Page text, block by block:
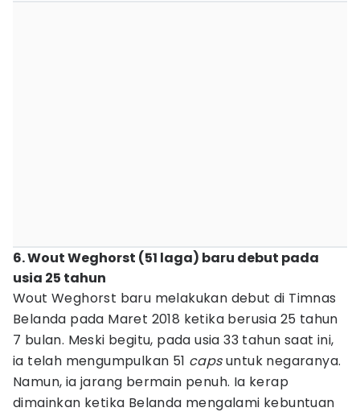
6. Wout Weghorst (51 laga) baru debut pada
usia 25 tahun
Wout Weghorst baru melakukan debut di Timnas
Belanda pada Maret 2018 ketika berusia 25 tahun
7 bulan. Meski begitu, pada usia 33 tahun saat ini,
ia telah mengumpulkan 51 capsuntuk negaranya.
Namun, ia jarang bermain penuh. Ia kerap
dimainkan ketika Belanda mengalami kebuntuan